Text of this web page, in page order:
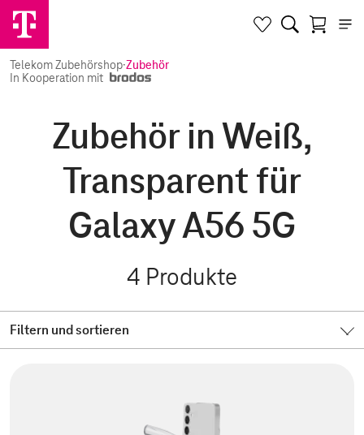
Telekom Zubehörshop·Zubehör
In Kooperation mit
Zubehör in Weiß,
Transparent für
Galaxy A56 5G
4 Produkte
Filtern und sortieren